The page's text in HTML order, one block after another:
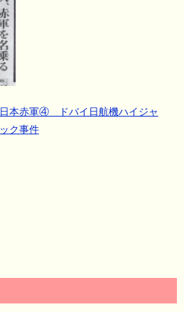
日本赤軍④ ドバイ日航機ハイジャ
ック事件